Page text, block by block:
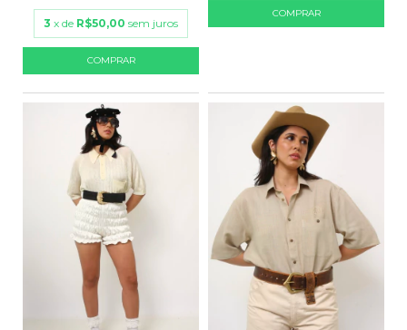
3 x de R$50,00 sem juros